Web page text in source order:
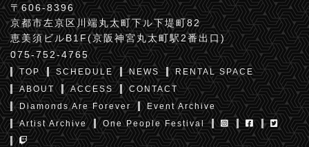
〒606-8396
京都市左京区川端丸太町下ル下堤町82
恵美須ビルB1F(京阪神宮丸太町駅2番出口)
075-752-4765
TOP SCHEDULE NEWS
RENTAL SPACE
ABOUT
ACCESS
CONTACT
Diamonds Are Forever
Event Archive
Artist Archive
One People Festival